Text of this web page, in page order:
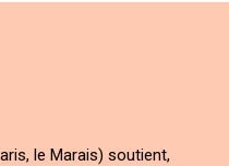
le Marais) soutient,